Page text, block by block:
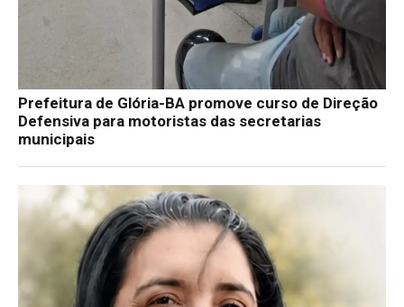
Prefeitura de Glória-BA promove curso de Direção
Defensiva para motoristas das secretarias
municipais